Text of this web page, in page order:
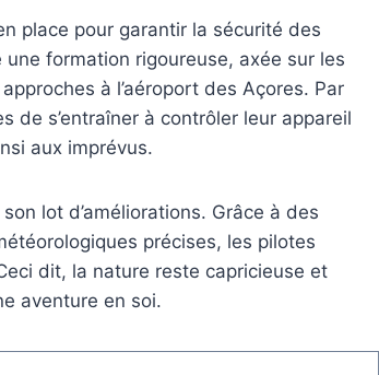
place pour garantir la sécurité des
formation rigoureuse, axée sur les
à l’aéroport des Açores. Par
de s’entraîner à contrôler leur appareil
aux imprévus.
lot d’améliorations. Grâce à des
précises, les pilotes
dit, la nature reste capricieuse et
aventure en soi.